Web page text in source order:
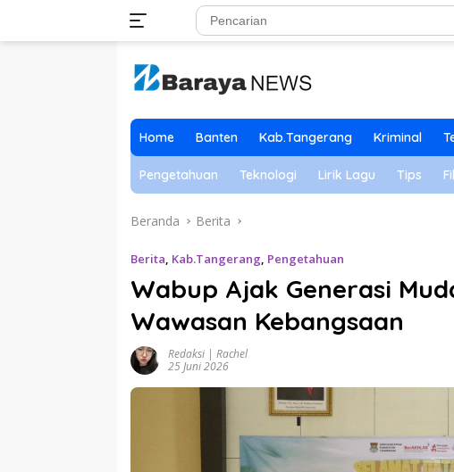
Home Banten Kab.Tangerang Kriminal
Pengetahuan Teknologi Lirik Lagu Tips
Beranda Berita
Berita, Kab.Tangerang, Pengetahuan
Wabup Ajak Generasi
Wawasan Kebangsaan
Redaksi | Rachel
25 Juni 2026